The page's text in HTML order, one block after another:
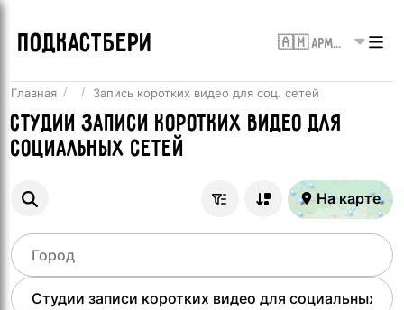
ПОДКАСТБЕРИ 🇦🇲 Армения
Главная Запись коротких видео для соц. сетей
Студии записи коротких видео для
социальных сетей
На карте